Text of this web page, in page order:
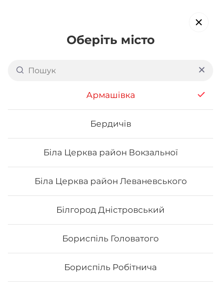
Оберіть місто
Армашівка
Бердичів
Біла Церква район Вокзальної
Біла Церква район Леваневського
Білгород Дністровський
Бориспіль Головатого
Бориспіль Робітнича
Доставка суші в
обирайте страви, які вам подобаються про все інше ми
подбаємо
Акція тижня Сети Роли від шефа
Роли від шефа